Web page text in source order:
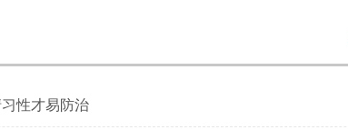
性才易防治